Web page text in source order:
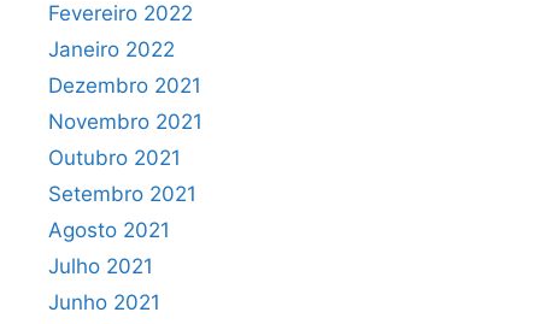
Fevereiro 2022
Janeiro 2022
Dezembro 2021
Novembro 2021
Outubro 2021
Setembro 2021
Agosto 2021
Julho 2021
Junho 2021